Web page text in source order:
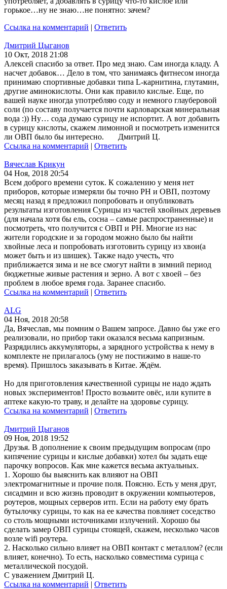
горькое…ну не знаю…не понятно: зачем?
Ссылка на комментарий | Ответить
Дмитрий Цыганов
10 Окт, 2018 21:08
Алексей спасибо за ответ. Про мед знаю. Сам иногда кладу. А
насчет добавок… Дело в том, что занимаясь фитнесом иногда
принимаю спортивные добавки типа L-карнитина, глутамин,
другие аминокислоты. Они как правило кислые. Еще, по
вашей науке иногда употребляю соду и немного глауберовой
соли (по составу получается почти карловарская минеральная
вода :)) Ну… сода думаю сурицу не испортит. А вот добавить
в сурицу кислоты, скажем лимонной и посмотреть изменится
ли ОВП было бы интересно. Дмитрий Ц.
Ссылка на комментарий | Ответить
Вячеслав Крикун
04 Ноя, 2018 20:54
Всем доброго времени суток. К сожалению у меня нет
приборов, которые измеряли бы точно РН и ОВП, поэтому
месяц назад я предложил попробовать и опубликовать
результаты изготовления Сурицы из частей хвойных деревьев
(для начала хотя бы ель, сосна – самые распространенные) и
посмотреть, что получится с ОВП и РН. Многие из нас
жители городские и за городом можно было бы найти
хвойные леса и попробовать изготовить сурицу из хвои(а
может быть и из шишек). Также надо учесть, что
приближается зима и не все смогут найти в зимний период
бюджетные живые растения и зерно. А вот с хвоей – без
проблем в любое время года. Заранее спасибо.
Ссылка на комментарий | Ответить
ALG
04 Ноя, 2018 20:58
Да, Вячеслав, мы помним о Вашем запросе. Давно бы уже его
реализовали, но прибор таки оказался весьма капризным.
Разрядились аккумуляторы, а зарядного устройства к нему в
комплекте не прилагалось (уму не постижимо в наше-то
время). Пришлось заказывать в Китае. Ждём.
Но для приготовления качественной сурицы не надо ждать
новых экспериментов! Просто возьмите овёс, или купите в
аптеке какую-то траву, и делайте на здоровье сурицу.
Ссылка на комментарий | Ответить
Дмитрий Цыганов
09 Ноя, 2018 19:52
Друзья. В дополнение к своим предыдущим вопросам (про
кипячение сурицы и кислые добавки) хотел бы задать еще
парочку вопросов. Как мне кажется весьма актуальных.
1. Хорошо бы выяснить как влияют на ОВП
электромагнитные и прочие поля. Поясню. Есть у меня друг,
сисадмин и всю жизнь проводит в окружении компьютеров,
роутеров, мощных серверов итп. Если на работу ему брать
бутылочку сурицы, то как на ее качества повлияет соседство
со столь мощными источниками излучений. Хорошо бы
сделать замер ОВП сурицы стоящей, скажем, несколько часов
возле wifi роутера.
2. Насколько сильно влияет на ОВП контакт с металлом? (если
влияет, конечно). То есть, насколько совместима сурица с
металлической посудой.
С уважением Дмитрий Ц.
Ссылка на комментарий | Ответить